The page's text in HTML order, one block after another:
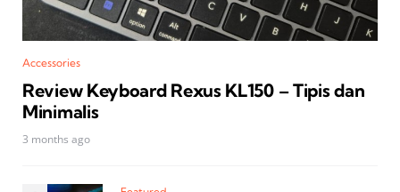
Accessories
Review Keyboard Rexus KL150 – Tipis dan
Minimalis
3 months ago